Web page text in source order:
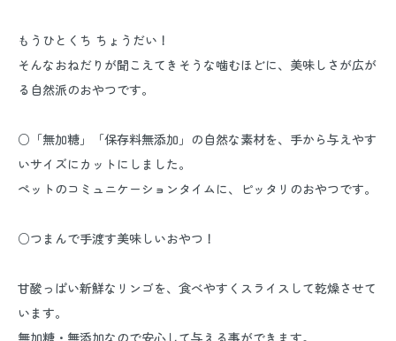
もうひとくち ちょうだい！
そんなおねだりが聞こえてきそうな噛むほどに、美味しさが広が
る自然派のおやつです。
○「無加糖」「保存料無添加」の自然な素材を、手から与えやす
いサイズにカットにしました。
ペットのコミュニケーションタイムに、ピッタリのおやつです。
○つまんで手渡す美味しいおやつ！
甘酸っぱい新鮮なリンゴを、食べやすくスライスして乾燥させて
います。
無加糖・無添加なので安心して与える事ができます。